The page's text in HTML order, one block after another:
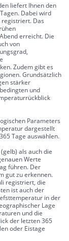
liefert Ihnen den
Dabei wird
Das
erreicht. Die
von
Zudem gibt es
Grundsätzlich
stärker
und
Parameters
dargestellt
Tage auswählen.
als auch die
Werte
führen. Der
gut zu erkennen.
registriert, die
ist auch der
in der
Lage
und die
der letzten 365
oder Eistage